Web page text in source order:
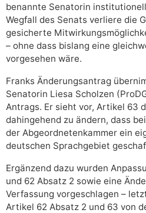
benannte Senatorin
Wegfall des Senats verliere die
gesicherte
– ohne dass bislang eine
vorgesehen wäre.
Franks Änderungsantrag
Senatorin Liesa Scholzen
Antrags. Er sieht vor, Artikel 63
dahingehend zu ändern, dass
der Abgeordnetenkammer ein
deutschen Sprachgebiet
Ergänzend dazu wurden
und 62 Absatz 2 sowie eine
Verfassung vorgeschlagen –
Artikel 62 Absatz 2 und 63 von